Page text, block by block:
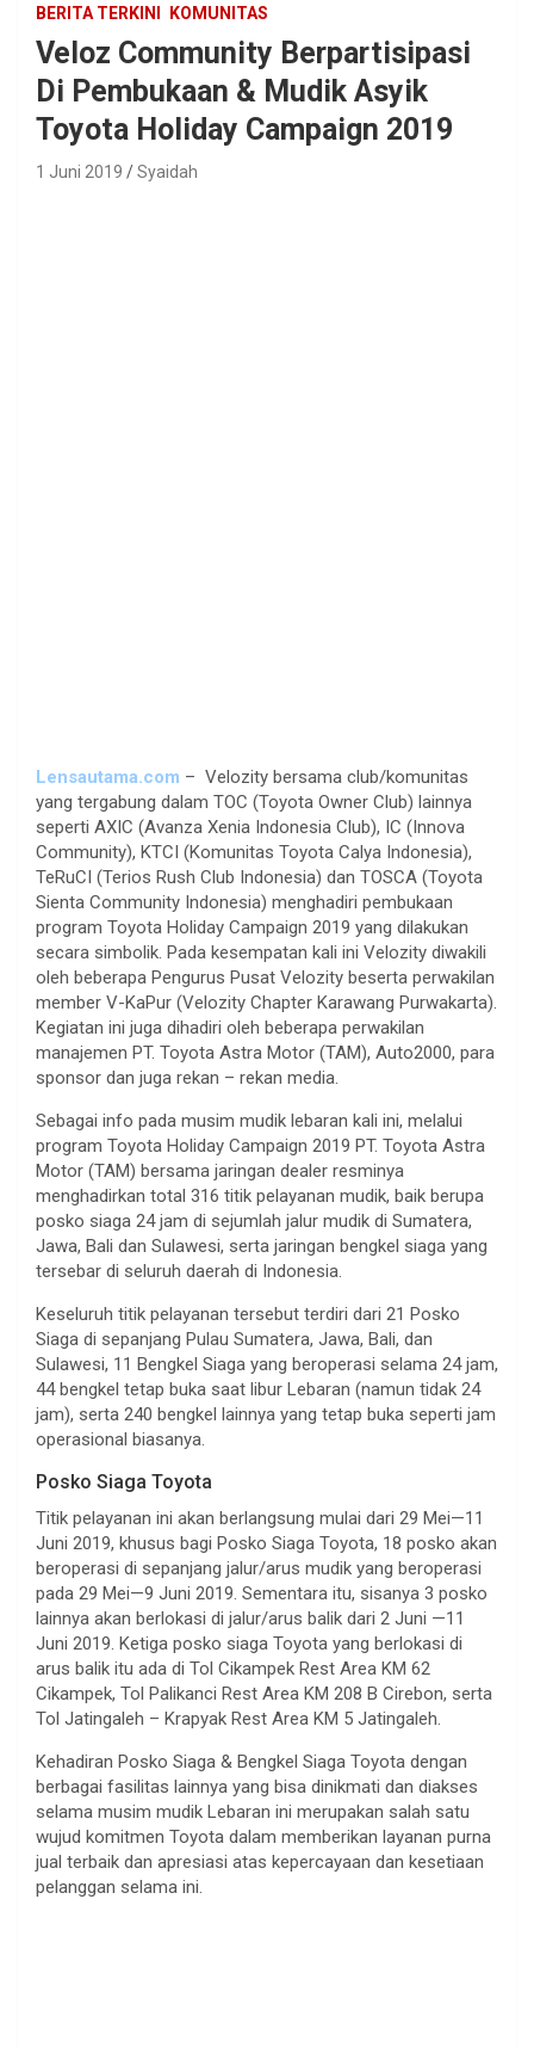
BERITA TERKINI KOMUNITAS
Veloz Community Berpartisipasi
Di Pembukaan & Mudik Asyik
Toyota Holiday Campaign 2019
1 Juni 2019 Syaidah
Lensautama.com – Velozity bersama club/komunitas
yang tergabung dalam TOC (Toyota Owner Club) lainnya
seperti AXIC (Avanza Xenia Indonesia Club), IC (Innova
Community), KTCI (Komunitas Toyota Calya Indonesia),
TeRuCI (Terios Rush Club Indonesia) dan TOSCA (Toyota
Sienta Community Indonesia) menghadiri pembukaan
program Toyota Holiday Campaign 2019 yang dilakukan
secara simbolik. Pada kesempatan kali ini Velozity diwakili
oleh beberapa Pengurus Pusat Velozity beserta perwakilan
member V-KaPur (Velozity Chapter Karawang Purwakarta).
Kegiatan ini juga dihadiri oleh beberapa perwakilan
manajemen PT. Toyota Astra Motor (TAM), Auto2000, para
sponsor dan juga rekan – rekan media.
Sebagai info pada musim mudik lebaran kali ini, melalui
program Toyota Holiday Campaign 2019 PT. Toyota Astra
Motor (TAM) bersama jaringan dealer resminya
menghadirkan total 316 titik pelayanan mudik, baik berupa
posko siaga 24 jam di sejumlah jalur mudik di Sumatera,
Jawa, Bali dan Sulawesi, serta jaringan bengkel siaga yang
tersebar di seluruh daerah di Indonesia.
Keseluruh titik pelayanan tersebut terdiri dari 21 Posko
Siaga di sepanjang Pulau Sumatera, Jawa, Bali, dan
Sulawesi, 11 Bengkel Siaga yang beroperasi selama 24 jam,
44 bengkel tetap buka saat libur Lebaran (namun tidak 24
jam), serta 240 bengkel lainnya yang tetap buka seperti jam
operasional biasanya.
Posko Siaga Toyota
Titik pelayanan ini akan berlangsung mulai dari 29 Mei—11
Juni 2019, khusus bagi Posko Siaga Toyota, 18 posko akan
beroperasi di sepanjang jalur/arus mudik yang beroperasi
pada 29 Mei—9 Juni 2019. Sementara itu, sisanya 3 posko
lainnya akan berlokasi di jalur/arus balik dari 2 Juni —11
Juni 2019. Ketiga posko siaga Toyota yang berlokasi di
arus balik itu ada di Tol Cikampek Rest Area KM 62
Cikampek, Tol Palikanci Rest Area KM 208 B Cirebon, serta
Tol Jatingaleh – Krapyak Rest Area KM 5 Jatingaleh.
Kehadiran Posko Siaga & Bengkel Siaga Toyota dengan
berbagai fasilitas lainnya yang bisa dinikmati dan diakses
selama musim mudik Lebaran ini merupakan salah satu
wujud komitmen Toyota dalam memberikan layanan purna
jual terbaik dan apresiasi atas kepercayaan dan kesetiaan
pelanggan selama ini.